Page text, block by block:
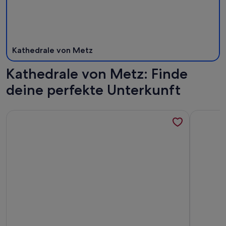
Kathedrale von Metz
Kathedrale von Metz: Finde
deine perfekte Unterkunft